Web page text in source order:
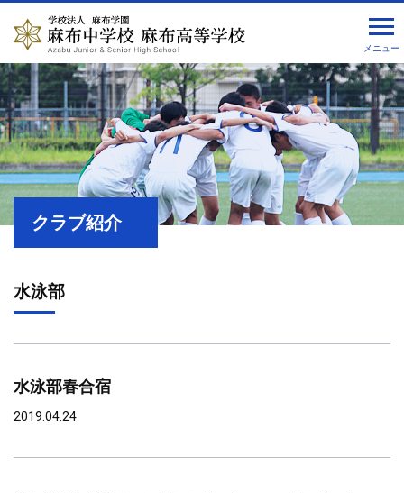
メニュー
クラブ紹介
水泳部
水泳部春合宿
2019.04.24